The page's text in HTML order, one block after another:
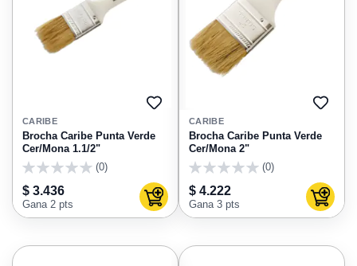
AGREGAR
FAVORITOS
CARIBE
Brocha Caribe Punta Verde
Cer/Mona 1.1/2"
(0)
$ 3.436
Gana 2 pts Agregar al carrito
CARIBE
Brocha Caribe Punta Verde
Cer/Mona 2"
(0)
$ 4.222
Gana 3 pts